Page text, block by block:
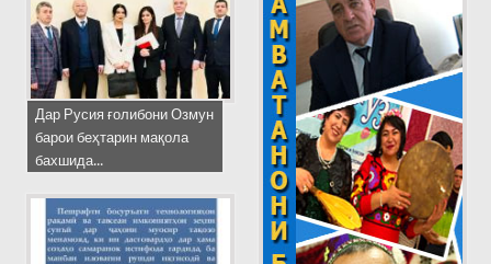
Дар Русия ғолибони Озмун
барои беҳтарин мақола
бахшида...